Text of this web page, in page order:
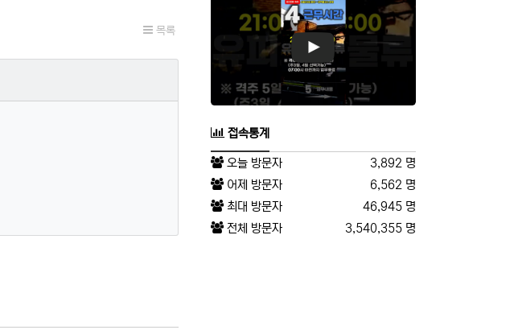
목록
접속통계
오늘 방문자
3,892 명
어제 방문자
6,562 명
최대 방문자
46,945 명
전체 방문자
3,540,355 명